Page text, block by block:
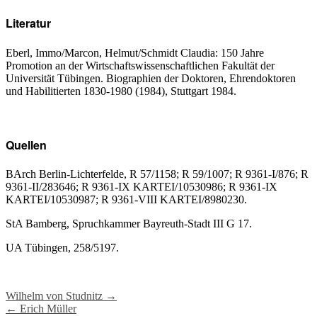
Literatur
Eberl, Immo/Marcon, Helmut/Schmidt Claudia: 150 Jahre
Promotion an der Wirtschaftswissenschaftlichen Fakultät der
Universität Tübingen. Biographien der Doktoren, Ehrendoktoren
und Habilitierten 1830-1980 (1984), Stuttgart 1984.
Quellen
BArch Berlin-Lichterfelde, R 57/1158; R 59/1007; R 9361-I/876; R
9361-II/283646; R 9361-IX KARTEI/10530986; R 9361-IX
KARTEI/10530987; R 9361-VIII KARTEI/8980230.
StA Bamberg, Spruchkammer Bayreuth-Stadt III G 17.
UA Tübingen, 258/5197.
Post
Wilhelm von Studnitz →
← Erich Müller